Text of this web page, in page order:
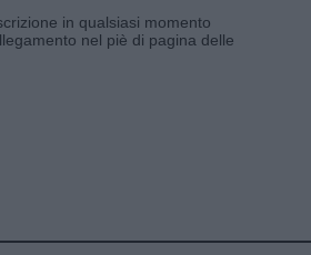
in qualsiasi momento
nel piè di pagina delle